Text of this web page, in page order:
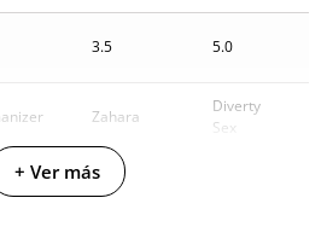
3.5 5.0
Zahara
Diverty
Sex
Rojo
+ Ver más